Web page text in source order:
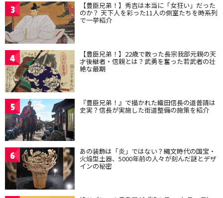
3 【豊臣兄弟！】秀吉は本当に「女狂い」だった
のか？ 天下人を彩った11人の側室たちを時系列
で一挙紹介
4 【豊臣兄弟！】22歳で散った長宗我部元親の天
才後継者・信親とは？武勇を奮った若武者の壮
絶な最期
5 『豊臣兄弟！』で描かれた織田信長の道普請は
史実？信長が実施した街道整備の施策を紹介
6 あの装飾は「炎」ではない？縄文時代の国宝・
火焔型土器、5000年前の人々が刻んだ謎とデザ
インの秘密